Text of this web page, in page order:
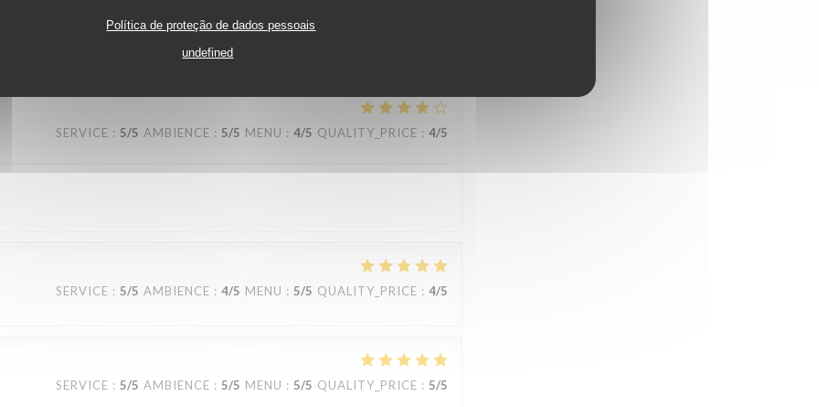
Política de proteção de dados pessoais
undefined
SERVICE : 5/5 AMBIENCE : 5/5 MENU : 4/5 QUALITY_PRICE : 4/5
SERVICE : 5/5 AMBIENCE : 4/5 MENU : 5/5 QUALITY_PRICE : 4/5
SERVICE : 5/5 AMBIENCE : 5/5 MENU : 5/5 QUALITY_PRICE : 5/5